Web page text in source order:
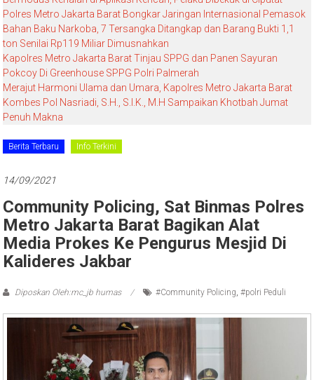
Polres Metro Jakarta Barat Bongkar Jaringan Internasional Pemasok
Bahan Baku Narkoba, 7 Tersangka Ditangkap dan Barang Bukti 1,1
ton Senilai Rp119 Miliar Dimusnahkan
Kapolres Metro Jakarta Barat Tinjau SPPG dan Panen Sayuran
Pokcoy Di Greenhouse SPPG Polri Palmerah
Merajut Harmoni Ulama dan Umara, Kapolres Metro Jakarta Barat
Kombes Pol Nasriadi, S.H., S.I.K., M.H Sampaikan Khotbah Jumat
Penuh Makna
Berita Terbaru Info Terkini
14/09/2021
Community Policing, Sat Binmas Polres
Metro Jakarta Barat Bagikan Alat
Media Prokes Ke Pengurus Mesjid Di
Kalideres Jakbar
Diposkan Oleh:mc_jb humas #Community Policing,#polri Peduli